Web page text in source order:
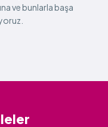
ve bunlarla başa